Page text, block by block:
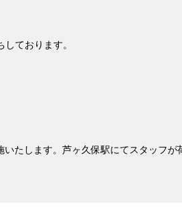
ております。
いたします。芦ヶ久保駅にてスタッフ